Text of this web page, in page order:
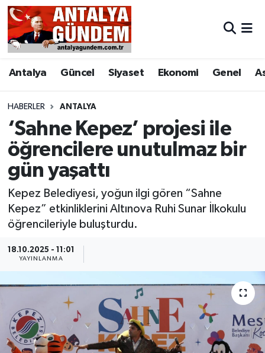
Antalya Güncel Siyaset Ekonomi Genel
HABERLER ANTALYA
‘Sahne Kepez’ projesi ile
öğrencilere unutulmaz bir
gün yaşattı
Kepez Belediyesi, yoğun ilgi gören “Sahne
Kepez” etkinliklerini Altınova Ruhi Sunar İlkokulu
öğrencileriyle buluşturdu.
18.10.2025 - 11:01
YAYINLANMA
Antalya
Asayiş
Bilim & Teknoloji
Bölge
EĞİTİM
Ekonomi
Genel
Görüntülü Haber
Güncel
Kültür & Sanat
Magazin
Antalya Nöbetçi Eczaneler
Antalya Hava Durumu
Antalya Namaz Vakitleri
Antalya Trafik Yoğunluk Haritası
Süper Lig Puan Durumu ve Fikstür
Tüm Manşetler
Son Dakika Haberleri
Haber Arşivi